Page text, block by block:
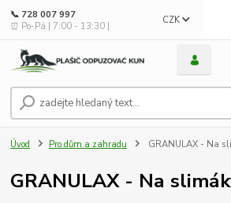
CZK
📞 728 007 997
⏰ Po-Pá | 7:00 - 13:30 |
Úvod Pro dům a zahradu GRANULAX - Na
GRANULAX - Na